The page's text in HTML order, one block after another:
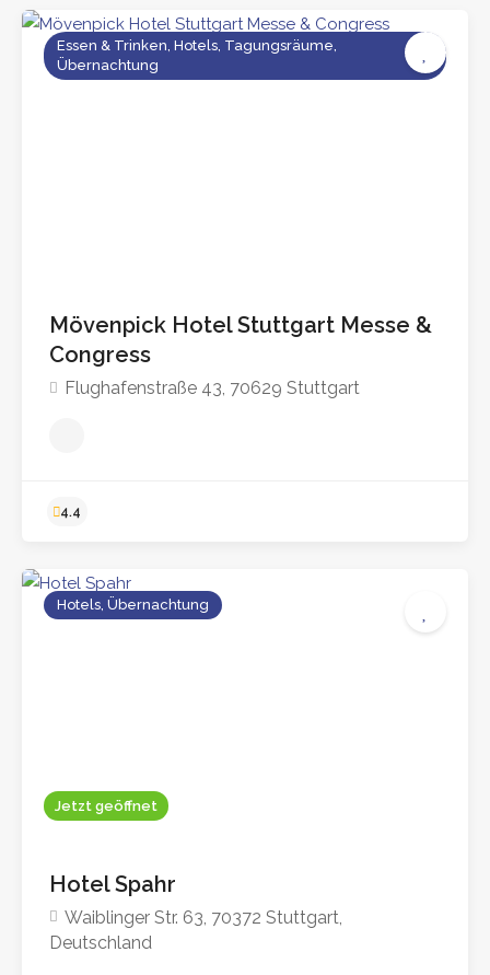
Essen & Trinken, Hotels, Tagungsräume,
Übernachtung
Mövenpick Hotel Stuttgart Messe &
Congress
Flughafenstraße 43, 70629 Stuttgart
Jetzt geöffnet
Hotels, Übernachtung
Hotel Spahr
Waiblinger Str. 63, 70372 Stuttgart,
Deutschland